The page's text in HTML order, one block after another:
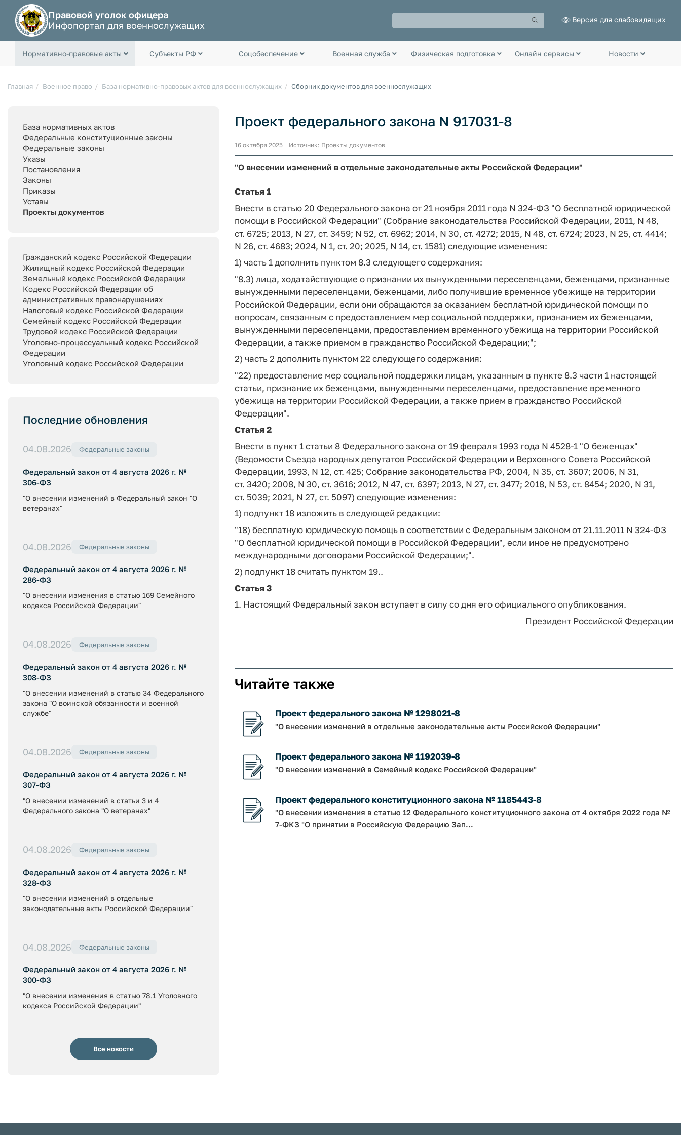
Правовой уголок офицера
Инфопортал для военнослужащих
Версия для слабовидящих
Нормативно-правовые акты Субъекты РФ Соцобеспечение Военная служба Физическая подготовка Онлайн сервисы Новости
Главная Военное право База нормативно-правовых актов для военнослужащих Сборник документов для военнослужащих
База нормативных актов
Федеральные конституционные законы
Федеральные законы
Указы
Постановления
Законы
Приказы
Уставы
Проекты документов
Гражданский кодекс Российской Федерации
Жилищный кодекс Российской Федерации
Земельный кодекс Российской Федерации
Кодекс Российской Федерации об
административных правонарушениях
Налоговый кодекс Российской Федерации
Семейный кодекс Российской Федерации
Трудовой кодекс Российской Федерации
Уголовно-процессуальный кодекс Российской
Федерации
Уголовный кодекс Российской Федерации
Последние обновления
04.08.2026 Федеральные законы
Федеральный закон от 4 августа 2026 г. №
306-ФЗ
"О внесении изменений в Федеральный закон "О
ветеранах"
04.08.2026 Федеральные законы
Федеральный закон от 4 августа 2026 г. №
286-ФЗ
"О внесении изменения в статью 169 Семейного
кодекса Российской Федерации"
04.08.2026 Федеральные законы
Федеральный закон от 4 августа 2026 г. №
308-ФЗ
"О внесении изменений в статью 34 Федерального
закона "О воинской обязанности и военной
службе"
04.08.2026 Федеральные законы
Федеральный закон от 4 августа 2026 г. №
307-ФЗ
"О внесении изменений в статьи 3 и 4
Федерального закона "О ветеранах"
04.08.2026 Федеральные законы
Федеральный закон от 4 августа 2026 г. №
328-ФЗ
"О внесении изменений в отдельные
законодательные акты Российской Федерации"
04.08.2026 Федеральные законы
Федеральный закон от 4 августа 2026 г. №
300-ФЗ
"О внесении изменения в статью 78.1 Уголовного
кодекса Российской Федерации"
Все новости
Проект федерального закона N 917031-8
16 октября 2025 Источник: Проекты документов
"О внесении изменений в отдельные законодательные акты Российской Федерации"
Статья 1
Внести в статью 20 Федерального закона от 21 ноября 2011 года N 324-ФЗ "О бесплатной юридической
помощи в Российской Федерации" (Собрание законодательства Российской Федерации, 2011, N 48,
ст. 6725; 2013, N 27, ст. 3459; N 52, ст. 6962; 2014, N 30, ст. 4272; 2015, N 48, ст. 6724; 2023, N 25, ст. 4414;
N 26, ст. 4683; 2024, N 1, ст. 20; 2025, N 14, ст. 1581) следующие изменения:
1) часть 1 дополнить пунктом 8.3 следующего содержания:
"8.3) лица, ходатайствующие о признании их вынужденными переселенцами, беженцами, признанные
вынужденными переселенцами, беженцами, либо получившие временное убежище на территории
Российской Федерации, если они обращаются за оказанием бесплатной юридической помощи по
вопросам, связанным с предоставлением мер социальной поддержки, признанием их беженцами,
вынужденными переселенцами, предоставлением временного убежища на территории Российской
Федерации, а также приемом в гражданство Российской Федерации;";
2) часть 2 дополнить пунктом 22 следующего содержания:
"22) предоставление мер социальной поддержки лицам, указанным в пункте 8.3 части 1 настоящей
статьи, признание их беженцами, вынужденными переселенцами, предоставление временного
убежища на территории Российской Федерации, а также прием в гражданство Российской
Федерации".
Статья 2
Внести в пункт 1 статьи 8 Федерального закона от 19 февраля 1993 года N 4528-1 "О беженцах"
(Ведомости Съезда народных депутатов Российской Федерации и Верховного Совета Российской
Федерации, 1993, N 12, ст. 425; Собрание законодательства РФ, 2004, N 35, ст. 3607; 2006, N 31,
ст. 3420; 2008, N 30, ст. 3616; 2012, N 47, ст. 6397; 2013, N 27, ст. 3477; 2018, N 53, ст. 8454; 2020, N 31,
ст. 5039; 2021, N 27, ст. 5097) следующие изменения:
1) подпункт 18 изложить в следующей редакции:
"18) бесплатную юридическую помощь в соответствии с Федеральным законом от 21.11.2011 N 324-ФЗ
"О бесплатной юридической помощи в Российской Федерации", если иное не предусмотрено
международными договорами Российской Федерации;".
2) подпункт 18 считать пунктом 19..
Статья 3
1. Настоящий Федеральный закон вступает в силу со дня его официального опубликования.
Президент Российской Федерации
Читайте также
Проект федерального закона № 1298021-8
"О внесении изменений в отдельные законодательные акты Российской Федерации"
Проект федерального закона № 1192039-8
"О внесении изменений в Семейный кодекс Российской Федерации"
Проект федерального конституционного закона № 1185443-8
"О внесении изменения в статью 12 Федерального конституционного закона от 4 октября 2022 года №
7-ФКЗ "О принятии в Российскую Федерацию Зап...